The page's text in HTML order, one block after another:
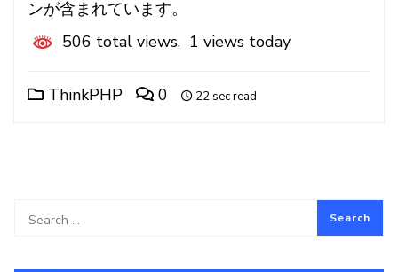
ンが含まれています。
506 total views, 1 views today
ThinkPHP 0 22 sec read